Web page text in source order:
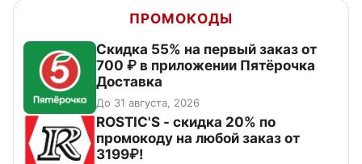
ПРОМОКОДЫ
Скидка 55% на первый заказ от
700 ₽ в приложении Пятёрочка
Доставка
До 31 августа, 2026
ROSTIC'S - скидка 20% по
промокоду на любой заказ от
3199₽!